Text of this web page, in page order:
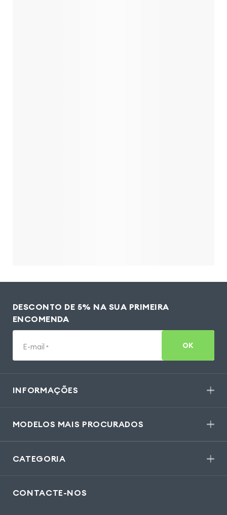
DESCONTO DE 5% NA SUA PRIMEIRA
ENCOMENDA
E-mail * OK
INFORMAÇÕES
MODELOS MAIS PROCURADOS
CATEGORIA
CONTACTE-NOS